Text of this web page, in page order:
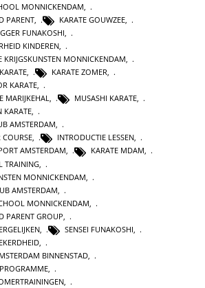
MONNICKENDAM
PARENT
KARATE GOUWZEE
FUNAKOSHI
KINDEREN
KRIJGSKUNSTEN MONNICKENDAM,
, KARATE ZOMER,
KARATE,
MARIJKEHAL, MUSASHI KARATE,
KARATE,
AMSTERDAM,
COURSE, INTRODUCTIE LESSEN,
AMSTERDAM, KARATE MDAM,
TRAINING
MONNICKENDAM
AMSTERDAM
MONNICKENDAM
PARENT GROUP
SENSEI FUNAKOSHI
BINNENSTAD
,
,